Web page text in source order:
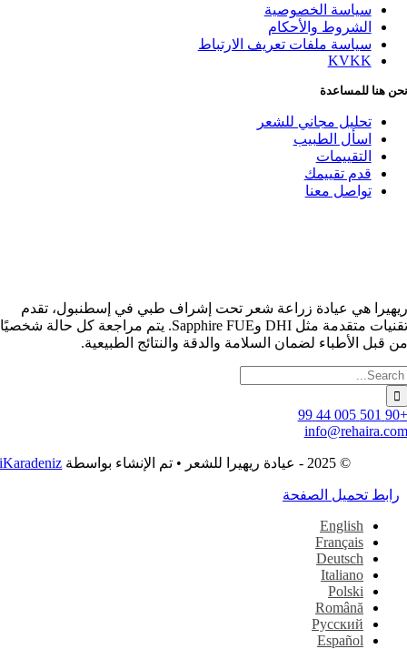
سياسة الخصوصية
الشروط والأحكام
سياسة ملفات تعريف الارتباط
KVKK
هنا للمساعدة
تحليل مجاني للشعر
اسأل الطبيب
التقييمات
قدم تقييمك
تواصل معنا
هي عيادة زراعة شعر تحت إشراف طبي في إسطنبول، تقدم
تقنيات متقدمة مثل DHI وSapphire FUE. يتم مراجعة كل حالة شخصيًا
قبل الأطباء لضمان السلامة والدقة والنتائج الطبيعية.
© 2025 - عيادة ريهيرا للشعر • تم الإنشاء بواسطة iKaradeniz
رابط تحميل الصفحة
English
Français
Deutsch
Italiano
Polski
Română
Русский
Español